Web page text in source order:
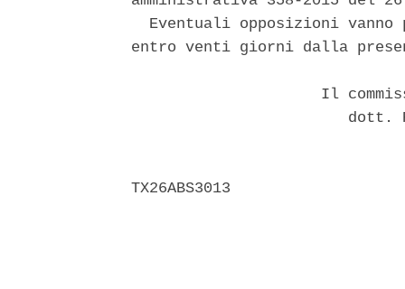
Eventuali opposizioni vanno
entro venti giorni dalla
Il